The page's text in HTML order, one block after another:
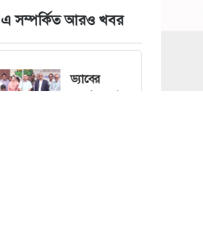
এ সম্পর্কিত আরও খবর
ড্যাবের